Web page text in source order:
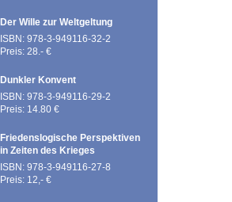
Der Wille zur Weltgeltung
ISBN: 978-3-949116-32-2
Preis: 28.- €
Dunkler Konvent
ISBN: 978-3-949116-29-2
Preis: 14.80 €
Friedenslogische Perspektiven
in Zeiten des Krieges
ISBN: 978-3-949116-27-8
Preis: 12,- €